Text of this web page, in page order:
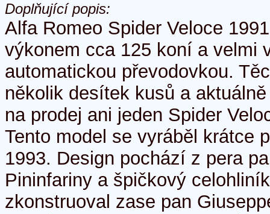
Doplňující popis:
Alfa Romeo Spider Veloce
výkonem cca 125 koní a velmi
automatickou převodovkou.
několik desítek kusů a
na prodej ani jeden Spider
Tento model se vyráběl krátce
1993. Design pochází z pera
Pininfariny a špičkový
zkonstruoval zase pan